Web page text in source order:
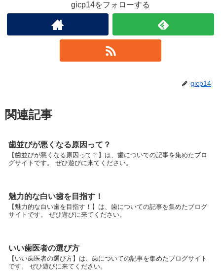
gicp14をフォローする
gicp14
関連記事
歯並びが悪くなる原因って？
【歯並びが悪くなる原因って？】は、歯についての記事を集めたブロ
グサイトです。 ぜひ遊びに来てください。
魅力的な白い歯を目指す！
【魅力的な白い歯を目指す！】は、歯についての記事を集めたブログ
サイトです。 ぜひ遊びに来てください。
いい歯医者の選び方
【いい歯医者の選び方】は、歯についての記事を集めたブログサイト
です。 ぜひ遊びに来てください。